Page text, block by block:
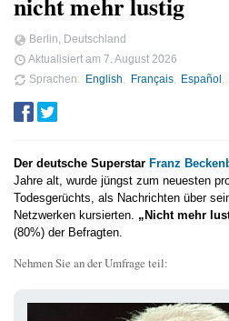
Berlin, Deutschland
Aktualisiert am 7. August 2026
Sprachen
English Français Español
Der deutsche Superstar Franz
Jahre alt, wurde jüngst zum neuesten
Todesgerüchts, als Nachrichten über
Netzwerken kursierten. „Nicht mehr
(80%) der Befragten.
Nehmen Sie an der Umfrage teil: